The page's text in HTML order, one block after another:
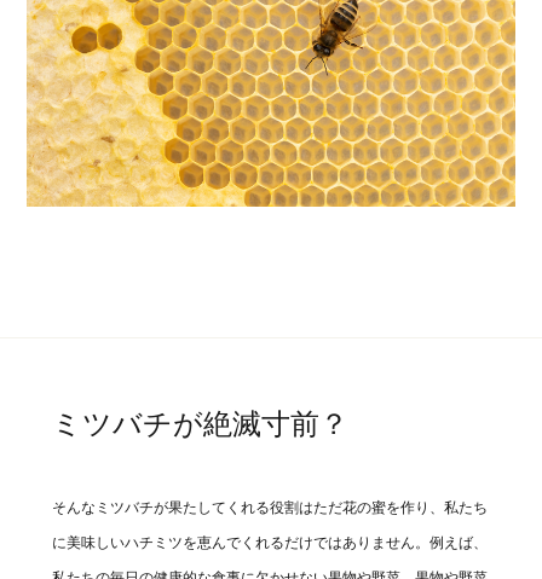
ミツバチが絶滅寸前？
そんなミツバチが果たしてくれる役割はただ花の蜜を作り、私たち
に美味しいハチミツを恵んでくれるだけではありません。例えば、